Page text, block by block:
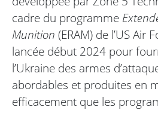
cadre du programme
Munition (ERAM) de l’US Air
lancée début 2024 pour
l’Ukraine des armes
abordables et produites en
efficacement que les